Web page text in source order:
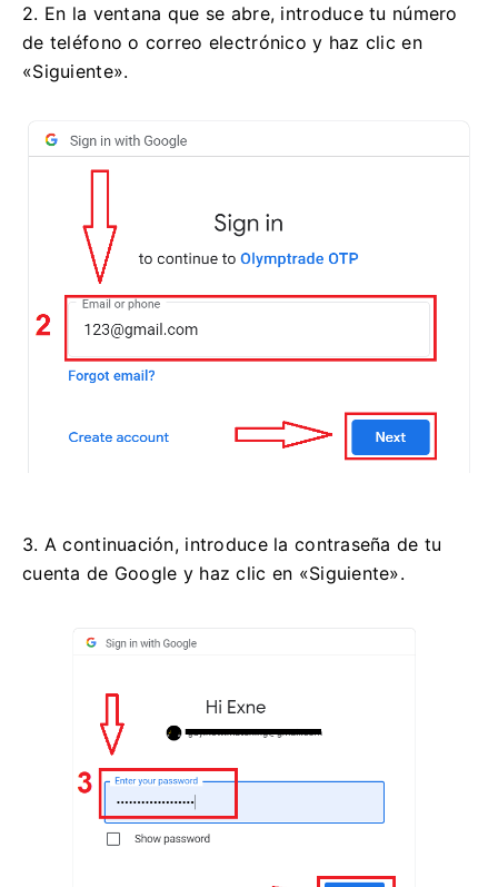
2. En la ventana que se abre, introduce tu número
de teléfono o correo electrónico y haz clic en
«Siguiente».
3. A continuación, introduce la contraseña de tu
cuenta de Google y haz clic en «Siguiente».